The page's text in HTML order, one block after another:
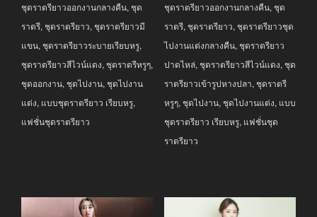
฿3,690.00.฿2,990.00.
ชุดราตรียาวออกงานกลางคืน, ชุด
ราตรี, ชุดราตรียาว, ชุดราตรียาวมี
แขน, ชุดราตรียาวระบายเรียบหรู,
ชุดราตรียาวสีไวน์แดง, ชุดราตรีหรูๆ,
ชุดออกงาน, ชุดไปงาน, ชุดไปงาน
แต่ง, แบบชุดราตรียาว เรียบหรู,
แฟชั่นชุดราตรียาว
฿3,790.00.฿2,590.00.
ชุดราตรียาวออกงานกลางคืน, ชุด
ราตรี, ชุดราตรียาว, ชุดราตรียาวชุด
ไปงานแต่งกลางคืน, ชุดราตรียาว
ปาดไหล่, ชุดราตรียาวสีไวน์แดง, ชุด
ราตรียาวเข้ารูปหางปลา, ชุดราตรี
หรูๆ, ชุดไปงาน, ชุดไปงานแต่ง, แบบ
ชุดราตรียาว เรียบหรู, แฟชั่นชุด
ราตรียาว